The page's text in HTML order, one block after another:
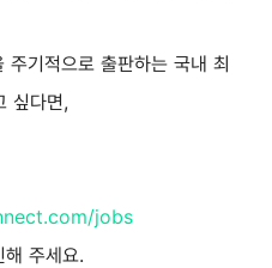
기적으로 출판하는 국내 최
싶다면,
jobs
주세요.